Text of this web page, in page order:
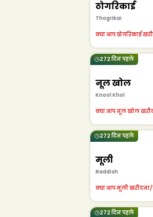
ठोगरिकाई
Thogrikai
क्या आप ठोगरिकाई
272 दिन पहले
नूल खोल
Knool Khol
क्या आप नूल खोल
272 दिन पहले
मूली
Raddish
क्या आप मूली खरीदना/
272 दिन पहले